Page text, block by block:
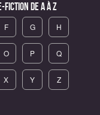
fiction de A à Z
F G H
O P Q
X Y Z